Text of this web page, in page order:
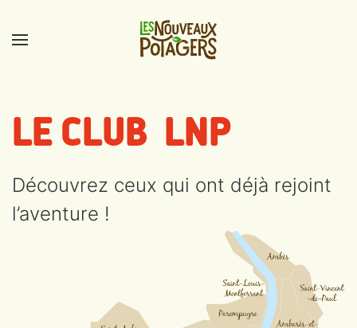
LE CLUB LNP
Découvrez ceux qui ont déjà rejoint
l’aventure !